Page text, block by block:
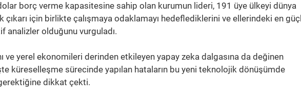
borç verme kapasitesine sahip olan kurumun lideri, 191 üye ülkeyi dünya
için birlikte çalışmaya odaklamayı hedeflediklerini ve ellerindeki en
analizler olduğunu vurguladı.
ve yerel ekonomileri derinden etkileyen yapay zeka dalgasına da değinen
küreselleşme sürecinde yapılan hataların bu yeni teknolojik dönüşümde
dikkat çekti.